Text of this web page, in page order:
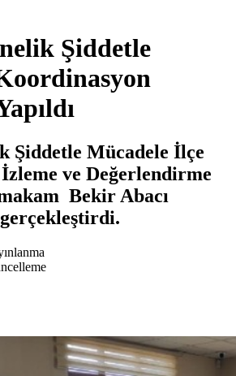
Şiddetle
Şiddetle Mücadele İlçe
ve Değerlendirme
Bekir Abacı
gerçekleştirdi.